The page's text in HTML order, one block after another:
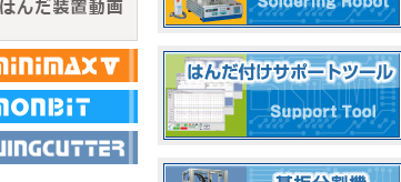
はんだ付けロボットMINIMAXⅤ特集ページ
フラックス塗布MONBIT特集ページ
乾式基板分割ダイサー特集ページ